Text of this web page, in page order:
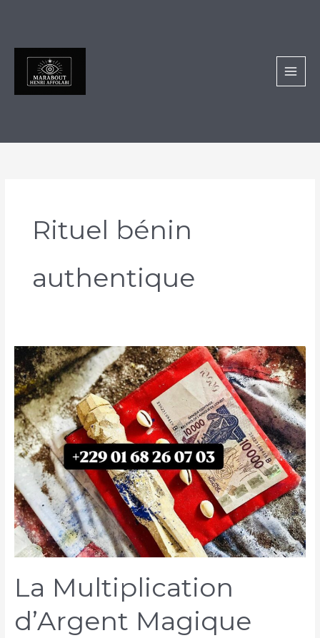
Rituel bénin
authentique
La Multiplication
d’Argent Magique